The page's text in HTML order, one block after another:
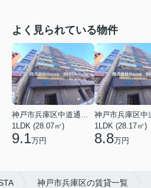
よく見られている物件
1LDK (28.07㎡)
9.1万円
1LDK (28.17㎡)
8.8万円
神戸市兵庫区の賃貸一覧